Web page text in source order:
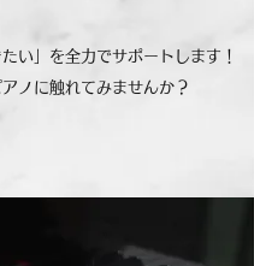
い」を全力でサポートします！
ノに触れてみませんか？